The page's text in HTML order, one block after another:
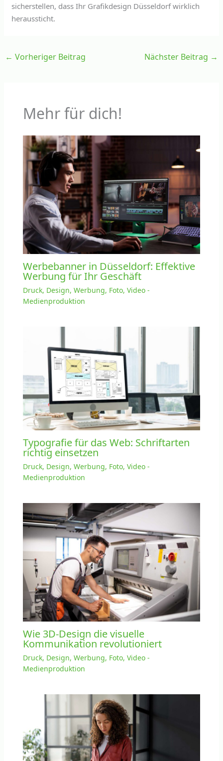
sicherstellen, dass Ihr Grafikdesign Düsseldorf wirklich
heraussticht.
← Vorheriger Beitrag Nächster Beitrag →
Mehr für dich!
Werbebanner in Düsseldorf: Effektive
Werbung für Ihr Geschäft
Druck, Design, Werbung, Foto, Video -
Medienproduktion
Typografie für das Web: Schriftarten
richtig einsetzen
Druck, Design, Werbung, Foto, Video -
Medienproduktion
Wie 3D-Design die visuelle
Kommunikation revolutioniert
Druck, Design, Werbung, Foto, Video -
Medienproduktion